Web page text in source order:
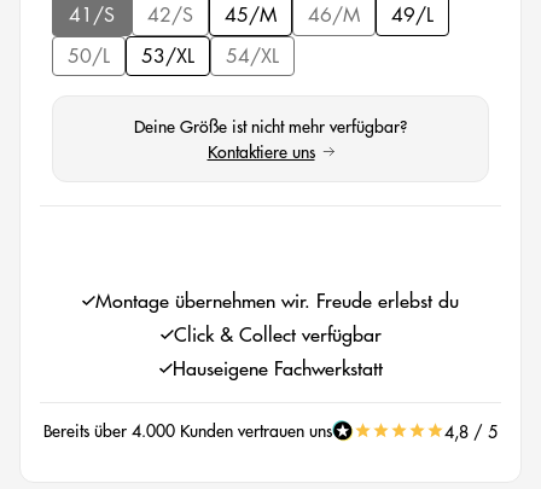
41/S(Diese Option ist zurzeit nicht verfügbar.)
42/S(Diese Option ist zurzeit nicht verfügbar.)
45/M 46/M(Diese Option ist zurzeit
49/L
50/L(Diese Option ist zurzeit nicht verfügbar.)
53/XL 54/XL(Diese Option ist zurzeit nicht
Deine Größe ist nicht mehr verfügbar?
Kontaktiere uns
(öffnet in neuem Tab)
Montage übernehmen wir. Freude erlebst du
Click & Collect verfügbar
Hauseigene Fachwerkstatt
Bereits über 4.000 Kunden vertrauen uns 4,8 / 5